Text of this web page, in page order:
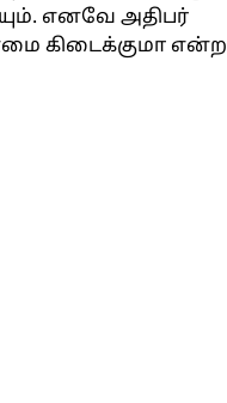
எனவே அதிபர்
கிடைக்குமா என்ற